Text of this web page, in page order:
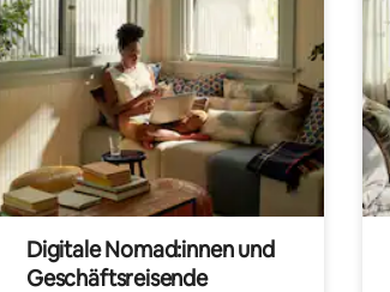
Digitale Nomad:innen und
Geschäftsreisende